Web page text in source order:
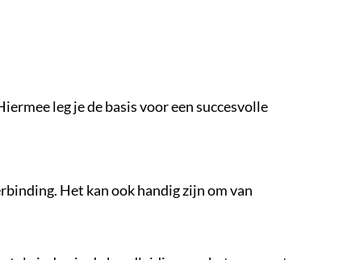
leg je de basis voor een succesvolle
Het kan ook handig zijn om van